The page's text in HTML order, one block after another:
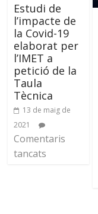
Estudi de
l’impacte de
la Covid-19
elaborat per
l’IMET a
petició de la
Taula
Tècnica
13 de maig de
2021
Comentaris
tancats